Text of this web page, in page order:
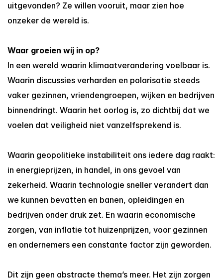
uitgevonden? Ze willen vooruit, maar zien hoe
onzeker de wereld is.
Waar groeien wíj in op?
In een wereld waarin klimaatverandering voelbaar is.
Waarin discussies verharden en polarisatie steeds
vaker gezinnen, vriendengroepen, wijken en bedrijven
binnendringt. Waarin het oorlog is, zo dichtbij dat we
voelen dat veiligheid niet vanzelfsprekend is.
Waarin geopolitieke instabiliteit ons iedere dag raakt:
in energieprijzen, in handel, in ons gevoel van
zekerheid. Waarin technologie sneller verandert dan
we kunnen bevatten en banen, opleidingen en
bedrijven onder druk zet. En waarin economische
zorgen, van inflatie tot huizenprijzen, voor gezinnen
en ondernemers een constante factor zijn geworden.
Dit zijn geen abstracte thema’s meer. Het zijn zorgen